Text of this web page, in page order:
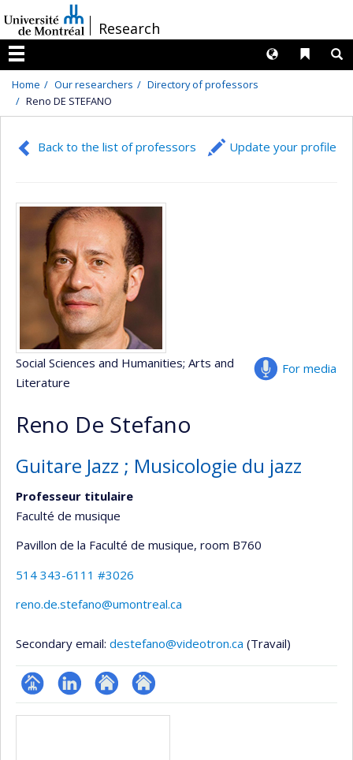
au
contenu
/Research
Menu
Liens
Langues
Home Our researchers
Directory of professors
Reno DE STEFANO
Back to the list of professors Update your profile
For media
Social Sciences and Humanities; Arts and
Literature
Reno De Stefano
Guitare Jazz ; Musicologie du jazz
Professeur titulaire
Faculté de musique
Pavillon de la Faculté de musique, room B760
514 343-6111 #3026
reno.de.stefano@umontreal.ca
Secondary email: destefano@videotron.ca (Travail)
Page LinkedInAutre Autre
Media